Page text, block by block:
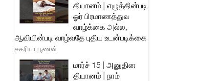
தியானம் | எழுத்தின்படி
ஓர் பிரமாணத்துவ
வாழ்க்கை அல்ல,
ஆவியின்படி வாழ்வதே புதிய உடன்படிக்கை
சகரியா பூணன்
மார்ச் 15 | அனுதின
தியானம் | நாம்